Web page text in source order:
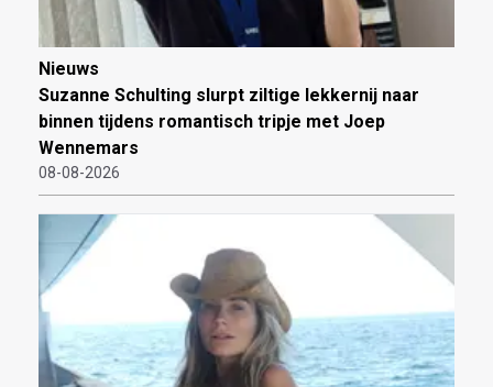
Nieuws
Suzanne Schulting slurpt ziltige lekkernij naar
binnen tijdens romantisch tripje met Joep
Wennemars
08-08-2026